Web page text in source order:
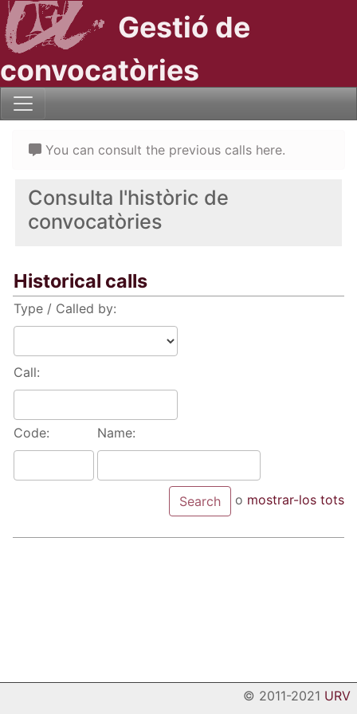
Gestió de
convocatòries
Consulta l'històric de
convocatòries
Historical calls
Type / Called by:
Call:
Code: Name:
o mostrar-los tots
You can consult the previous calls here.
© 2011-2021 URV